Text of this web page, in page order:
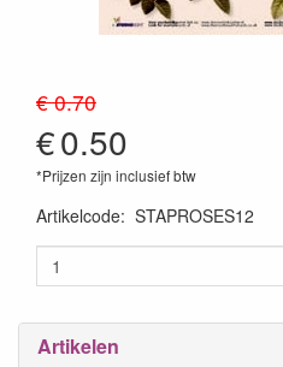
€ 0.70
€0.50
*Prijzen zijn inclusief btw
Artikelcode: STAPROSES12
Artikelen